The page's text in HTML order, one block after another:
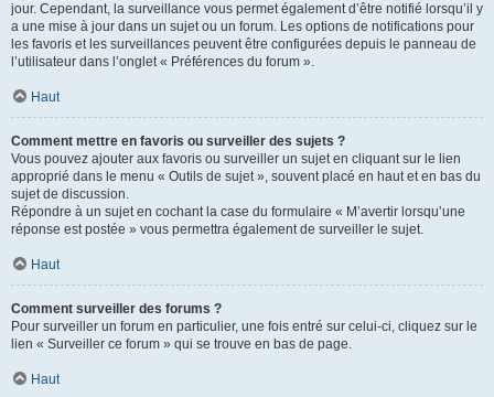
jour. Cependant, la surveillance vous permet également d’être notifié lorsqu’il y
a une mise à jour dans un sujet ou un forum. Les options de notifications pour
les favoris et les surveillances peuvent être configurées depuis le panneau de
l’utilisateur dans l’onglet « Préférences du forum ».
Haut
Comment mettre en favoris ou surveiller des sujets ?
Vous pouvez ajouter aux favoris ou surveiller un sujet en cliquant sur le lien
approprié dans le menu « Outils de sujet », souvent placé en haut et en bas du
sujet de discussion.
Répondre à un sujet en cochant la case du formulaire « M’avertir lorsqu’une
réponse est postée » vous permettra également de surveiller le sujet.
Haut
Comment surveiller des forums ?
Pour surveiller un forum en particulier, une fois entré sur celui-ci, cliquez sur le
lien « Surveiller ce forum » qui se trouve en bas de page.
Haut